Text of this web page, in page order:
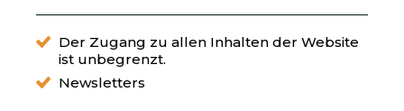
Der Zugang zu allen Inhalten der Website
ist unbegrenzt.
Newsletters